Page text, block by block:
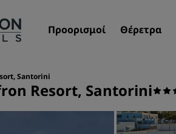
Προορισμοί Θέρετρα
Santorini
Resort, Santorini